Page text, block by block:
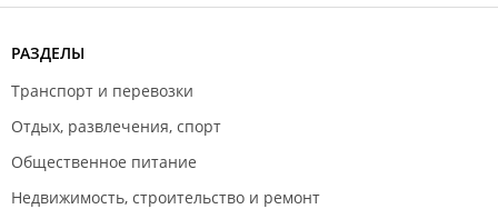
РАЗДЕЛЫ
Транспорт и перевозки
Отдых, развлечения, спорт
Общественное питание
Недвижимость, строительство и ремонт